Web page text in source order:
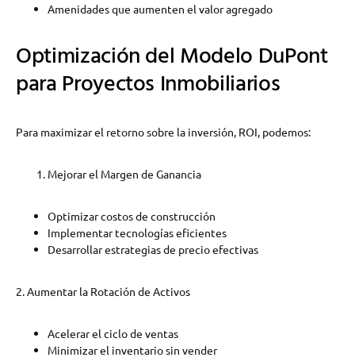
Amenidades que aumenten el valor agregado
Optimización del Modelo DuPont
para Proyectos Inmobiliarios
Para maximizar el retorno sobre la inversión, ROI, podemos:
Mejorar el Margen de Ganancia
Optimizar costos de construcción
Implementar tecnologías eficientes
Desarrollar estrategias de precio efectivas
2. Aumentar la Rotación de Activos
Acelerar el ciclo de ventas
Minimizar el inventario sin vender